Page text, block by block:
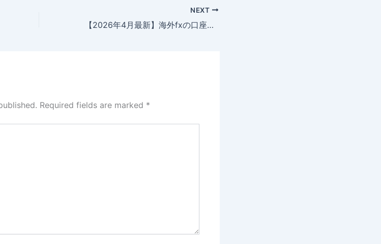
NEXT
【2026年4月最新】海外fxの口座開設ボーナスおすすめランキング18選！！出金条件や2回目以降対応の業者はどれ？
Required fields are marked *